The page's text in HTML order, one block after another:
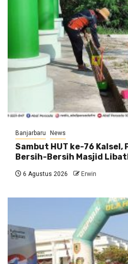
Banjarbaru News
Sambut HUT ke-76 Kalsel,
Bersih-Bersih Masjid
6 Agustus 2026 Erwin